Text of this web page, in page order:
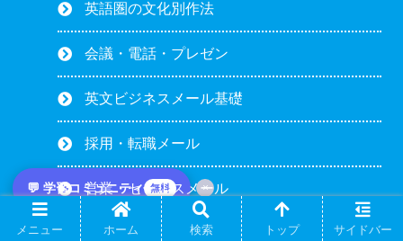
💬 学習コミュニティ 無料 ×
英語圏の文化別作法
会議・電話・プレゼン
英文ビジネスメール基礎
採用・転職メール
営業・セールスメール
クライアント対応メール
メニュー ホーム 検索 トップ サイドバー